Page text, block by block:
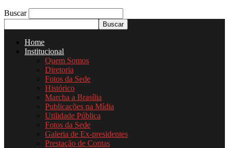
Buscar
Home
Institucional
Quem Somos
Diretoria
Fotos da Sede
Histórico
Marcha a Brasília
Publicações na Mídia
Utilidade Pública
Fotos da Sede
Galeria de Ex-presidentes
Prestação de Contas